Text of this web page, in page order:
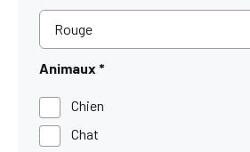
Animaux *
Chien
Chat